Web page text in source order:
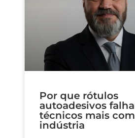
Por que rótulos
autoadesivos
técnicos mais
indústria